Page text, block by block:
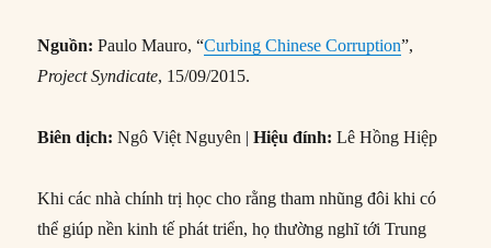
Nguồn: Paulo Mauro, “Curbing Chinese Corruption”,
Project Syndicate, 15/09/2015.
Biên dịch: Ngô Việt Nguyên |Hiệu đính: Lê Hồng Hiệp
Khi các nhà chính trị học cho rằng tham nhũng đôi khi có
thể giúp nền kinh tế phát triển, họ thường nghĩ tới Trung